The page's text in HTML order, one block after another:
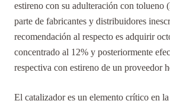
estireno con su adulteración con tolueno
parte de fabricantes y distribuidores
recomendación al respecto es adquirir
concentrado al 12% y posteriormente
respectiva con estireno de un proveedor
El catalizador es un elemento crítico en